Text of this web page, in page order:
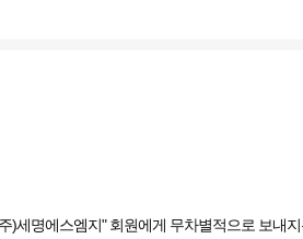
)세명에스엠지" 회원에게 무차별적으로 보내